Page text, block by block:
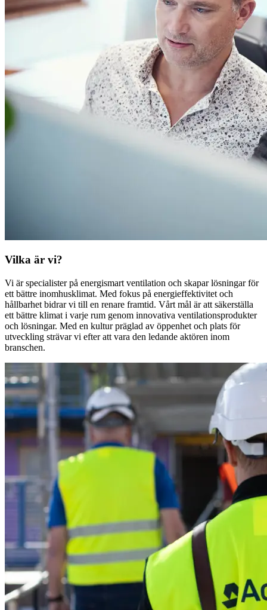
Vilka är vi?
Vi är specialister på energismart ventilation och skapar lösningar för
ett bättre inomhusklimat. Med fokus på energieffektivitet och
hållbarhet bidrar vi till en renare framtid. Vårt mål är att säkerställa
ett bättre klimat i varje rum genom innovativa ventilationsprodukter
och lösningar. Med en kultur präglad av öppenhet och plats för
utveckling strävar vi efter att vara den ledande aktören inom
branschen.